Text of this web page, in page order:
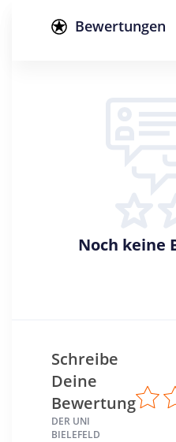
Standort
Bielefeld >> Bielefeld,
Bewertungen
Noch keine
Schreibe
Deine
Bewertung
DER UNI
BIELEFELD